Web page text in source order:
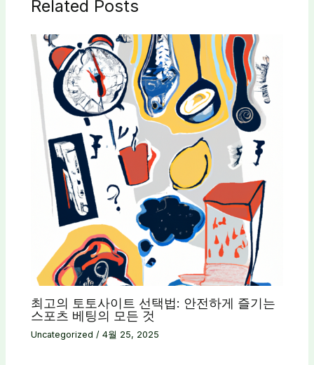
Related Posts
최고의 토토사이트 선택법: 안전하게 즐기는
스포츠 베팅의 모든 것
Uncategorized /4월 25, 2025